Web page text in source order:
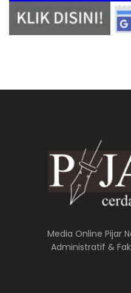
Media Online Pijar
Administratif &